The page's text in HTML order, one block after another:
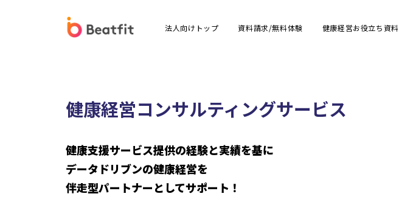
法人向けトップ 資料請求/無料体験 健康経営お役立ち資料
健康経営コンサルティングサービス
健康支援サービス提供の経験と実績を基に
データドリブンの健康経営を
伴走型パートナーとしてサポート！